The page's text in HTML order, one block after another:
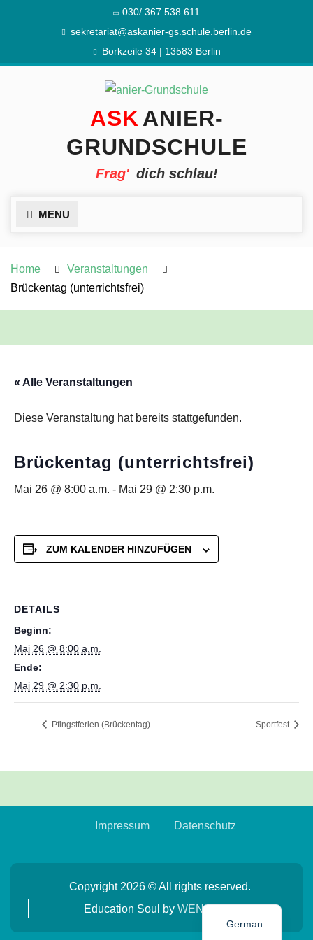
030/ 367 538 611
sekretariat@askanier-gs.schule.berlin.de
Borkzeile 34 | 13583 Berlin
ANIER-
GRUNDSCHULE
dich schlau!
MENU
Home
Veranstaltungen
Brückentag (unterrichtsfrei)
« Alle Veranstaltungen
Diese Veranstaltung hat bereits stattgefunden.
Brückentag (unterrichtsfrei)
Mai 26 @ 8:00 a.m. - Mai 29 @ 2:30 p.m.
ZUM KALENDER HINZUFÜGEN
DETAILS
Beginn:
Mai 26 @ 8:00 a.m.
Ende:
Mai 29 @ 2:30 p.m.
Pfingstferien (Brückentag) Sportfest
Impressum Datenschutz
Copyright 2026 © All rights reserved.
Education Soul by WEN Themes
German